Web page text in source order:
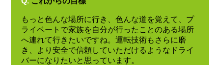
もっと色んな場所に行き、色んな道を覚えて、プ
ライベートで家族を自分が行ったことのある場所
へ連れて行きたいですね。運転技術もさらに磨
き、より安全で信頼していただけるようなドライ
バーになりたいと思っています。